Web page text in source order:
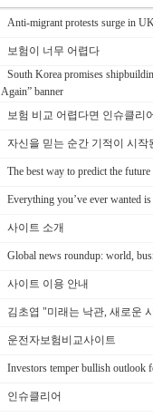
Anti-migrant protests surge in
보험이 너무 어렵다
South Korea promises
Again” banner
보험 비교 어렵다면 인슈클리
자신을 믿는 순간 기적이 시작
The best way to predict the future
Everything you’ve ever wanted
사이트 소개
Global news roundup: world,
사이트 이용 안내
김초엽 "미래는 낙관, 새로운
운전자보험비교사이트
Investors temper bullish
인슈클리어